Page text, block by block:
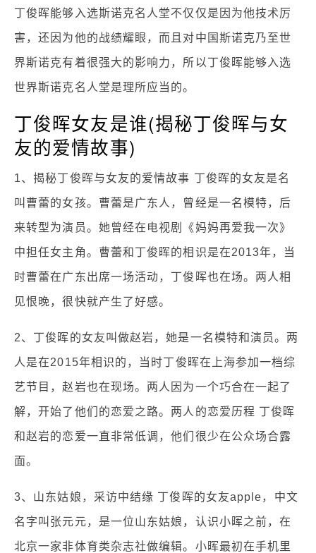
丁俊晖能够入选斯诺克名人堂不仅仅是因为他技术厉
害，还因为他的战绩耀眼，而且对中国斯诺克乃至世
界斯诺克有着很强大的影响力，所以丁俊晖能够入选
世界斯诺克名人堂是理所应当的。
丁俊晖女友是谁(揭秘丁俊晖与女
友的爱情故事)
1、揭秘丁俊晖与女友的爱情故事 丁俊晖的女友是名
叫曹蕾的女孩。曹蕾是广东人，曾经是一名模特，后
来转型为演员。她曾经在电视剧《妈妈再爱我一次》
中担任女主角。曹蕾和丁俊晖的相识是在2013年，当
时曹蕾在广东出席一场活动，丁俊晖也在场。两人相
见恨晚，很快就产生了好感。
2、丁俊晖的女友叫做赵岩，她是一名模特和演员。两
人是在2015年相识的，当时丁俊晖在上海参加一档综
艺节目，赵岩也在现场。两人因为一个巧合在一起了
解，开始了他们的恋爱之路。两人的恋爱历程 丁俊晖
和赵岩的恋爱一直非常低调，他们很少在公众场合露
面。
3、山东姑娘，采访中结缘 丁俊晖的女友apple，中文
名字叫张元元，是一位山东姑娘，认识小晖之前，在
北京一家非体育类杂志社做编辑。小晖最初在手机里